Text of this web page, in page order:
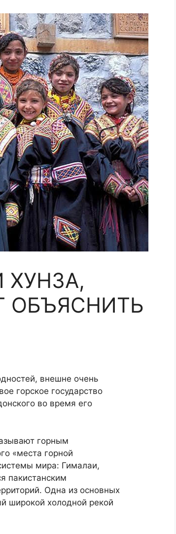
ОБЪЯСНИТЬ
внешне очень
горское государство
во время его
горным
«места горной
мира: Гималаи,
пакистанским
Одна из основных
широкой холодной рекой